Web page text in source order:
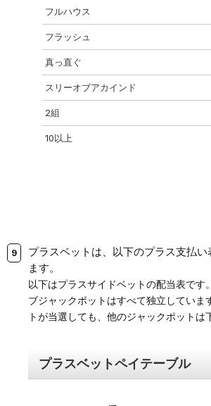
フルハウス
フラッシュ
真っ直ぐ
スリーオブアカインド
2組
10以上
プラスベットは、以下のプラス支払
ます。
以下はプラスサイドベットの配当表です
ブジャックポットはすべて独立していま
トが当選しても、他のジャックポットは
プラスベットペイテーブル